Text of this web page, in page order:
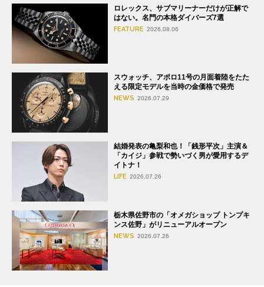
ロレックス、サブマリーナーだけが正解で
はない。名門の本格ダイバーズ7選
FEATURE 2026.08.06
スウォッチ、アポロ11号の月面着陸をたた
える限定モデルを当時の金価格で発売
NEWS 2026.07.29
結婚発表の亀梨和也！「銭形平次」主演＆
「カイジ」参戦で勢いづく男が愛用するデ
イトナ！
LIFE 2026.07.26
栃木県佐野市の「オメガショップ トンプキ
ンス佐野」がリニューアルオープン
NEWS 2026.07.26